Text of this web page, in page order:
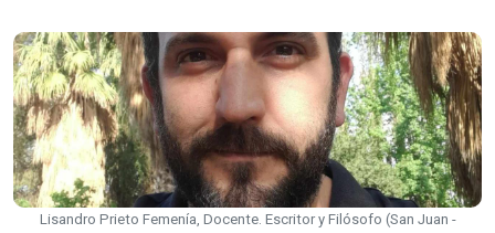
Lisandro Prieto Femenía, Docente. Escritor y Filósofo (San Juan -